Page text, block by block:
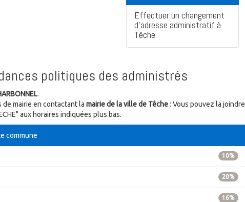
Effectuer un changement
d'adresse administratif à
Têche
politiques des administrés
.
mairie en contactant la mairie de la ville de Têche: Vous pouvez la joindre
aux horaires indiquées plus bas.
commune
10%
20%
16%